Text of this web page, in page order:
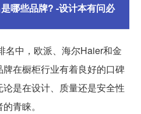
哪些品牌? -设计本有问必
名中，欧派、海尔Haier和金
在橱柜行业有着良好的口碑
是在设计、质量还是安全性
青睐。